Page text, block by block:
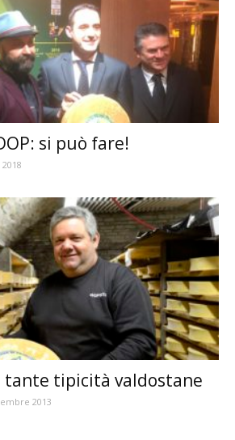
si può fare!
tante tipicità valdostane
2013